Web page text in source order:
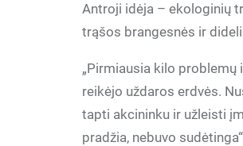
Antroji idėja – ekologinių
trąšos brangesnės ir
„Pirmiausia kilo problemų
reikėjo uždaros erdvės.
tapti akcininku ir užleisti
pradžia, nebuvo